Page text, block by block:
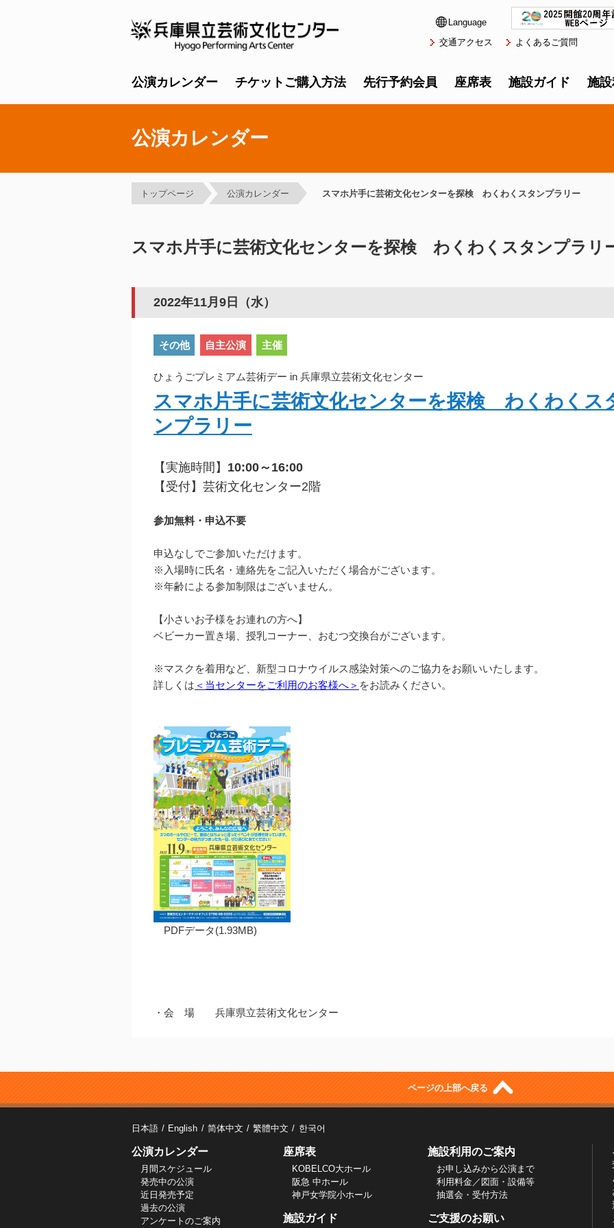
Language
交通アクセス
よくあるご質問
公演カレンダー チケットご購入方法 先行予約会員 座席表 施設ガイド 施
公演カレンダー
トップページ 公演カレンダー スマホ片手に芸術文化センターを探検 わくわくスタンプラリー
スマホ片手に芸術文化センターを探検 わくわくスタンプラリ
2022年11月9日（水）
その他 自主公演 主催
ひょうごプレミアム芸術デー in 兵庫県立芸術文化センター
スマホ片手に芸術文化センターを探検 わくわくス
ンプラリー
【実施時間】 10:00～16:00
【受付】芸術文化センター2階
参加無料・申込不要
申込なしでご参加いただけます。
※入場時に氏名・連絡先をご記入いただく場合がございます。
※年齢による参加制限はございません。
【小さいお子様をお連れの方へ】
ベビーカー置き場、授乳コーナー、おむつ交換台がございます。
※マスクを着用など、新型コロナウイルス感染対策へのご協力をお願いいたします。
詳しくは ＜当センターをご利用のお客様へ＞ をお読みください。
PDFデータ(1.93MB)
・会 場 兵庫県立芸術文化センター
ページの上部へ戻る
日本語 English 简体中文 繁體中文 한국어
公演カレンダー
月間スケジュール
発売中の公演
近日発売予定
過去の公演
アンケートのご案内
座席表
KOBELCO大ホール
阪急 中ホール
神戸女学院小ホール
施設ガイド
施設利用のご案内
お申し込みから公演まで
利用料金／図面・設備等
抽選会・受付方法
ご支援のお願い